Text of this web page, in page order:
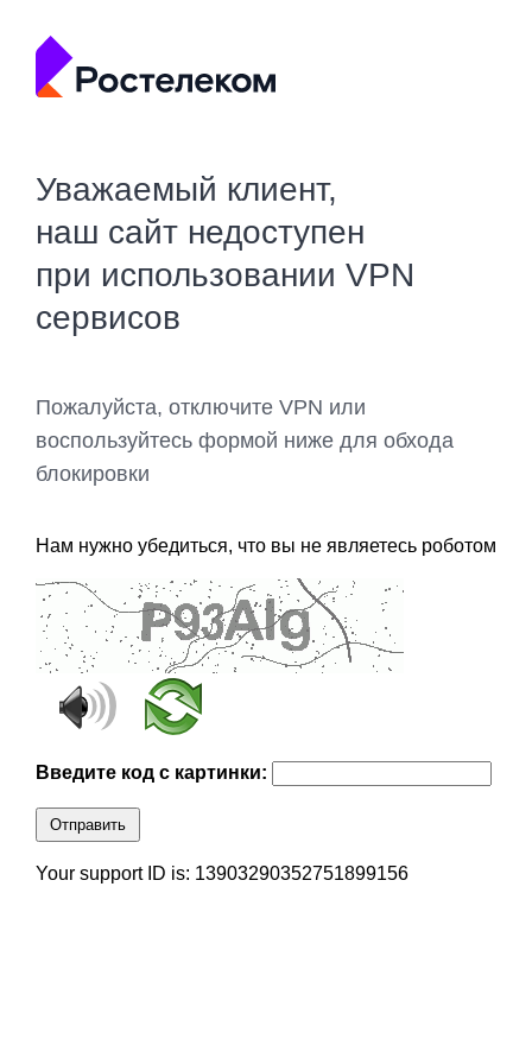
Уважаемый клиент,
наш сайт недоступен
при использовании VPN
сервисов
Пожалуйста, отключите VPN или
воспользуйтесь формой ниже для обхода
блокировки
Нам нужно убедиться, что вы не являетесь роботом
Введите код с картинки:
Отправить
Your support ID is: 13903290352751899156